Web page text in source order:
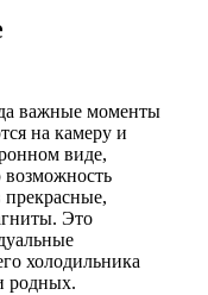
важные моменты
на камеру и
виде,
Это
холодильника
родных.